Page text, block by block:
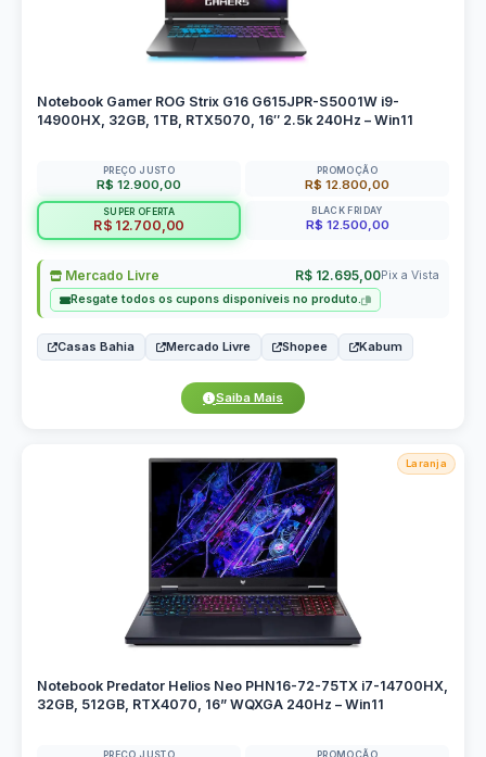
Notebook Gamer ROG Strix G16 G615JPR-S5001W i9-
14900HX, 32GB, 1TB, RTX5070, 16″ 2.5k 240Hz – Win11
PREÇO JUSTO
R$ 12.900,00
PROMOÇÃO
R$ 12.800,00
SUPER OFERTA
R$ 12.700,00
BLACK FRIDAY
R$ 12.500,00
Mercado Livre R$ 12.695,00Pix a Vista
Resgate todos os cupons disponíveis no produto.
Casas Bahia Mercado Livre Shopee Kabum
Saiba Mais
Laranja
Notebook Predator Helios Neo PHN16-72-75TX i7-14700HX,
32GB, 512GB, RTX4070, 16” WQXGA 240Hz – Win11
PREÇO JUSTO PROMOÇÃO